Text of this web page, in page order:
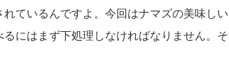
ているんですよ。今回はナマズの美味しい
にはまず下処理しなければなりません。そ